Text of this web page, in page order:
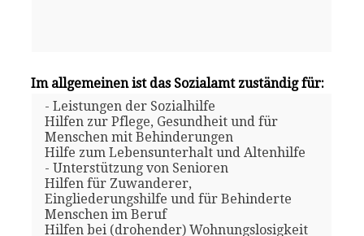
Im allgemeinen ist das Sozialamt zuständig für:
- Leistungen der Sozialhilfe
Hilfen zur Pflege, Gesundheit und für
Menschen mit Behinderungen
Hilfe zum Lebensunterhalt und Altenhilfe
- Unterstützung von Senioren
Hilfen für Zuwanderer,
Eingliederungshilfe und für Behinderte
Menschen im Beruf
Hilfen bei (drohender) Wohnungslosigkeit